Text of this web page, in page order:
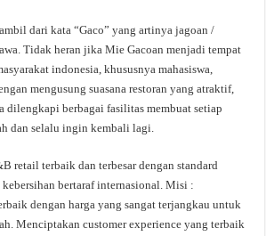
dari kata “Gaco” yang artinya jagoan /
Tidak heran jika Mie Gacoan menjadi tempat
indonesia, khususnya mahasiswa,
mengusung suasana restoran yang atraktif,
dilengkapi berbagai fasilitas membuat setiap
dan selalu ingin kembali lagi.
retail terbaik dan terbesar dengan standard
bertaraf internasional. Misi :
dengan harga yang sangat terjangkau untuk
Menciptakan customer experience yang terbaik